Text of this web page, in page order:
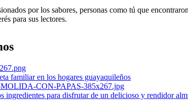
por los sabores, personas como tú que
para sus lectores.
familiar en los hogares guayaquileños
ingredientes para disfrutar de un delicioso y rendidor